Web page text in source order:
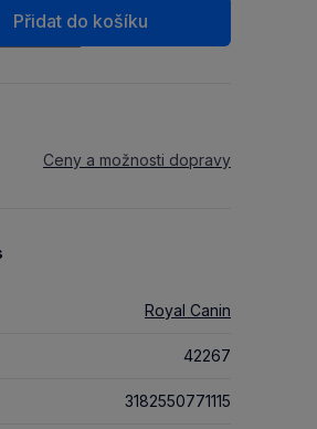
+
Přidat do košíku
Ceny a možnosti dopravy
Royal Canin
42267
3182550771115